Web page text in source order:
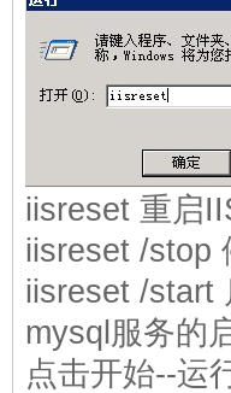
iisreset 重启
iisreset /stop
iisreset /start
mysql服务的
点击开始--运